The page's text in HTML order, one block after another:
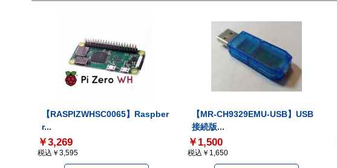
【RASPIZWHSC0065】Raspber
r...
￥3,269
税込￥3,595
【MR-CH9329EMU-USB】USB
接続版...
￥1,500
税込￥1,650